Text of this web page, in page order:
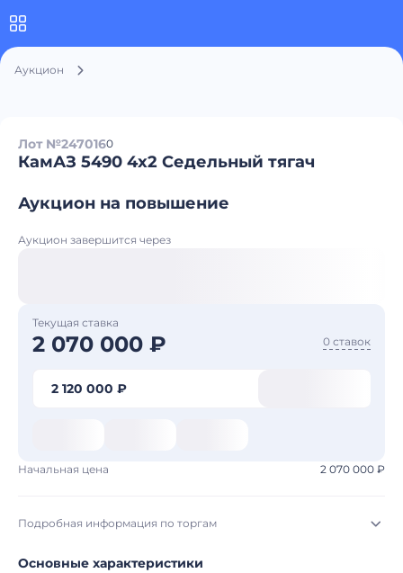
Аукцион
Лот №2470160
КамАЗ 5490 4x2 Седельный тягач
Аукцион на повышение
Аукцион завершится через
Текущая ставка
2 070 000 ₽ 0 ставок
2 120 000 ₽
Начальная цена 2 070 000 ₽
Подробная информация по торгам
Начало торгов: 03.08.2026, 10:18 МСК
Основные характеристики